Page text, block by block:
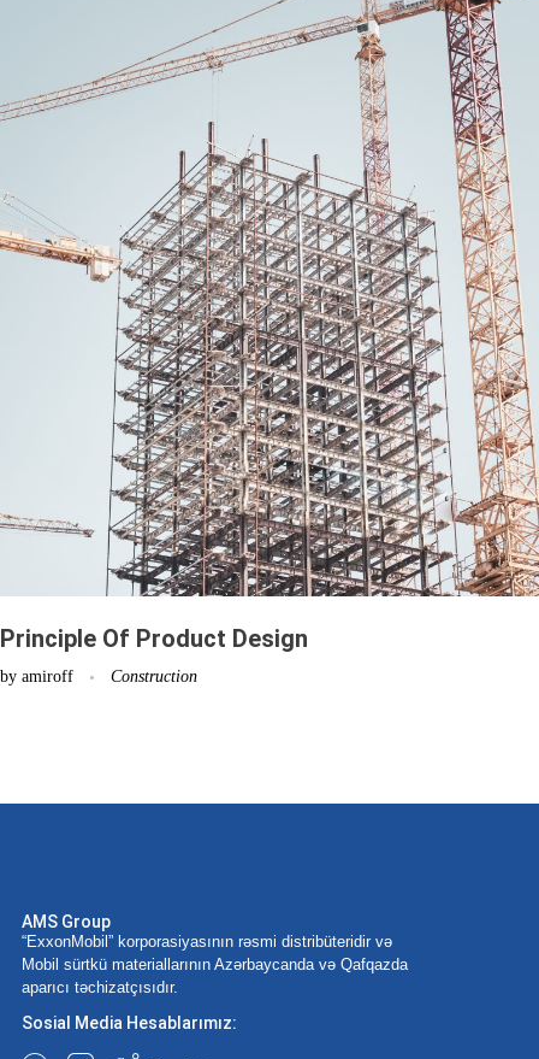
Principle Of Product Design
by amiroff Construction
AMS Group
“ExxonMobil” korporasiyasının rəsmi distribüteridir və
Mobil sürtkü materiallarının Azərbaycanda və Qafqazda
aparıcı təchizatçısıdır.
Sosial Media Hesablarımız: